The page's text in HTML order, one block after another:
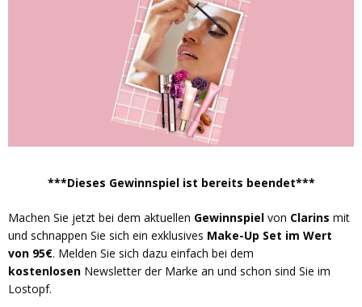
***Dieses Gewinnspiel ist bereits beendet***
Machen Sie jetzt bei dem aktuellen Gewinnspiel von Clarins mit
und schnappen Sie sich ein exklusives Make-Up Set im Wert
von 95€. Melden Sie sich dazu einfach bei dem
kostenlosen Newsletter der Marke an und schon sind Sie im
Lostopf.